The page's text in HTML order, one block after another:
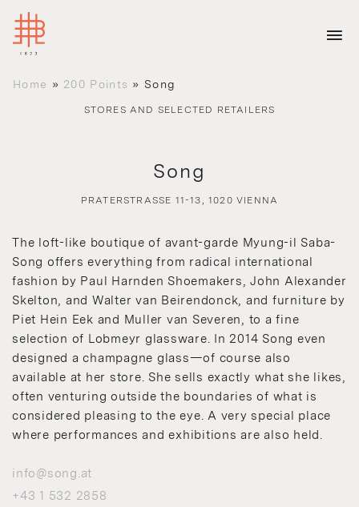
Home » 200 Points » Song
STORES AND SELECTED RETAILERS
Song
PRATERSTRASSE 11-13, 1020 VIENNA
The loft-like boutique of avant-garde Myung-il Saba-
Song offers everything from radical international
fashion by Paul Harnden Shoemakers, John Alexander
Skelton, and Walter van Beirendonck, and furniture by
Piet Hein Eek and Muller van Severen, to a fine
selection of Lobmeyr glassware. In 2014 Song even
designed a champagne glass—of course also
available at her store. She sells exactly what she likes,
often venturing outside the boundaries of what is
considered pleasing to the eye. A very special place
where performances and exhibitions are also held.
info@song.at
+43 1 532 2858